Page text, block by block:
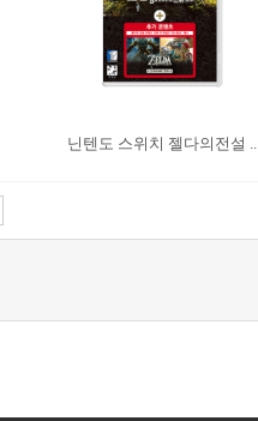
닌텐도 스위치 젤다의전설 ..